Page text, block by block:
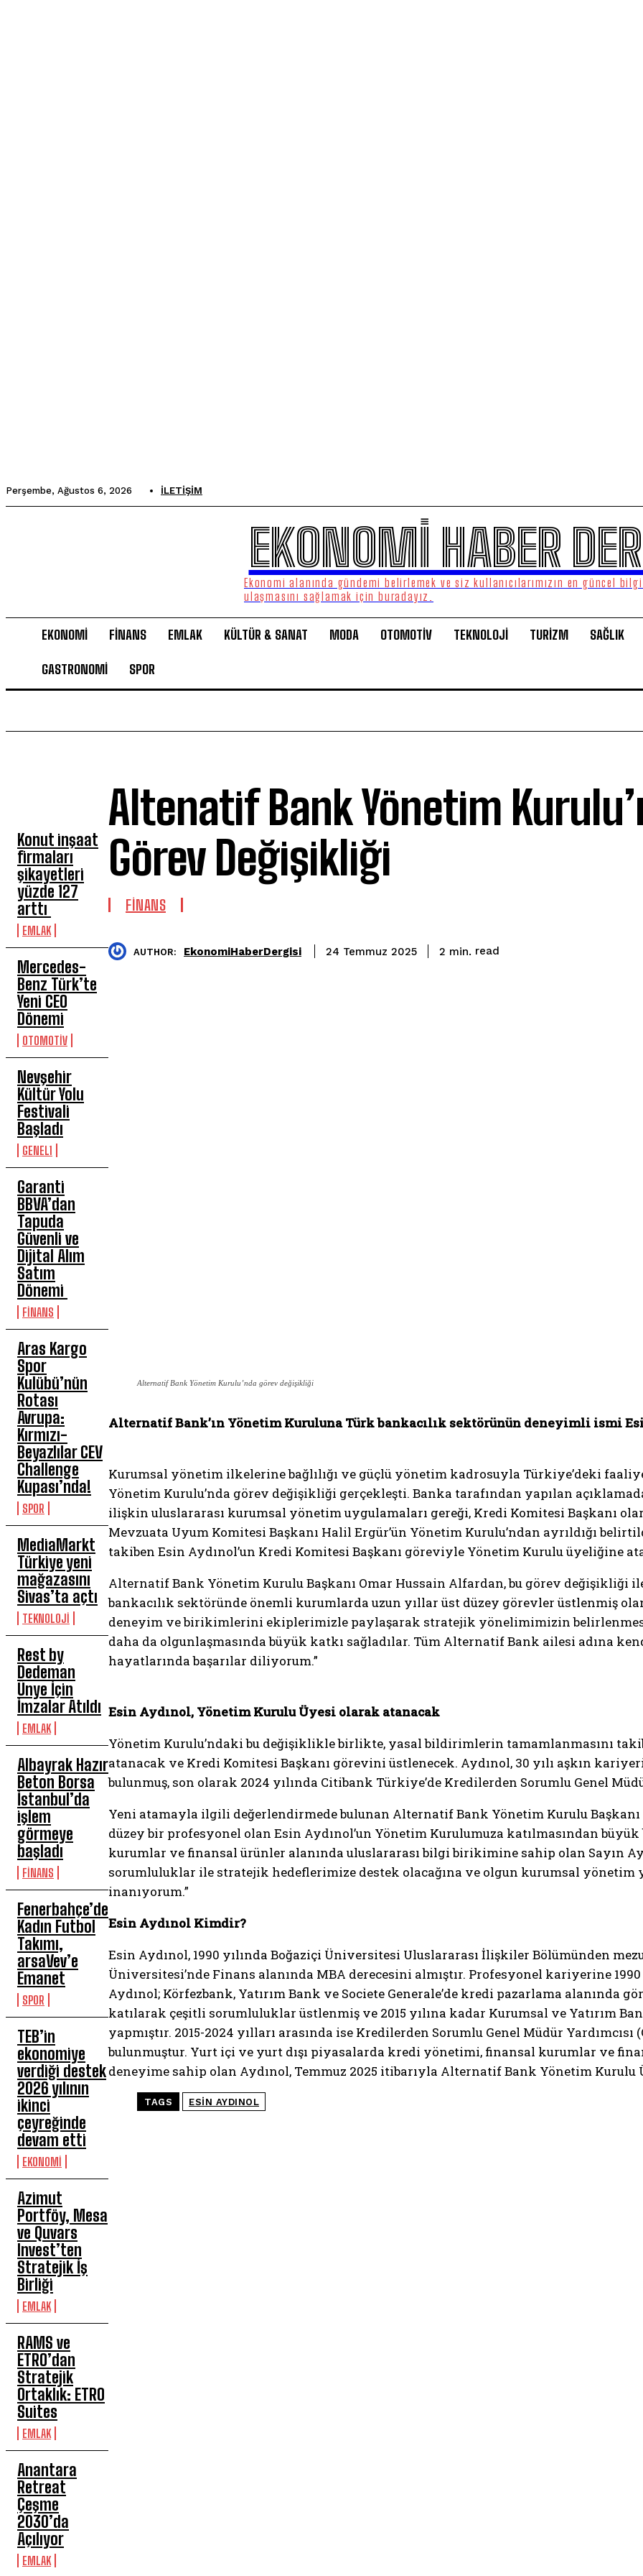
Perşembe, Ağustos 6, 2026 İLETIŞIM
EKONOMİ HABER
Ekonomi alanında gündemi belirlemek ve siz kullanıcılarımızın en güncel
ulaşmasını sağlamak için buradayız.
EKONOMİ FİNANS EMLAK KÜLTÜR & SANAT MODA OTOMOTİV TEKNOLOJİ TURİZM SAĞLIK
GASTRONOMİ SPOR
Konut inşaat
firmaları
şikayetleri
yüzde 127
arttı
EMLAK
Mercedes-
Benz Türk’te
Yeni CEO
Dönemi
OTOMOTİV
Nevşehir
Kültür Yolu
Festivali
Başladı
GENEL1
Garanti
BBVA’dan
Tapuda
Güvenli ve
Dijital Alım
Satım
Dönemi
FİNANS
Aras Kargo
Spor
Kulübü’nün
Rotası
Avrupa:
Kırmızı-
Beyazlılar CEV
Challenge
Kupası’nda!
SPOR
MediaMarkt
Türkiye yeni
mağazasını
Sivas’ta açtı
TEKNOLOJİ
Rest by
Dedeman
Ünye İçin
İmzalar Atıldı
EMLAK
Albayrak Hazır
Beton Borsa
İstanbul’da
işlem
görmeye
başladı
FİNANS
Fenerbahçe’de
Kadın Futbol
Takımı,
arsaVev’e
Emanet
SPOR
TEB’in
ekonomiye
verdiği destek
2026 yılının
ikinci
çeyreğinde
devam etti
EKONOMİ
Azimut
Portföy, Mesa
ve Quvars
Invest’ten
Stratejik İş
Birliği
EMLAK
RAMS ve
ETRO’dan
Stratejik
Ortaklık: ETRO
Suites
EMLAK
Anantara
Retreat
Çeşme
2030’da
Açılıyor
EMLAK
Altenatif Bank Yönetim
Görev Değişikliği
FİNANS
AUTHOR: EkonomiHaberDergisi 24 Temmuz 2025 2 min. read
Alternatif Bank Yönetim Kurulu’nda görev değişikliği
Alternatif Bank’ın Yönetim Kuruluna Türk bankacılık sektörünün deneyimli ismi
Kurumsal yönetim ilkelerine bağlılığı ve güçlü yönetim kadrosuyla Türkiye’deki
Yönetim Kurulu’nda görev değişikliği gerçekleşti. Banka tarafından yapılan
ilişkin uluslararası kurumsal yönetim uygulamaları gereği, Kredi Komitesi Başkanı
Mevzuata Uyum Komitesi Başkanı Halil Ergür’ün Yönetim Kurulu’ndan ayrıldığı
takiben Esin Aydınol’un Kredi Komitesi Başkanı göreviyle Yönetim Kurulu üyeliğine
Alternatif Bank Yönetim Kurulu Başkanı Omar Hussain Alfardan, bu görev değişikliği
bankacılık sektöründe önemli kurumlarda uzun yıllar üst düzey görevler üstlenmiş
deneyim ve birikimlerini ekiplerimizle paylaşarak stratejik yönelimimizin
daha da olgunlaşmasında büyük katkı sağladılar. Tüm Alternatif Bank ailesi adına
hayatlarında başarılar diliyorum.”
Esin Aydınol, Yönetim Kurulu Üyesi olarak atanacak
Yönetim Kurulu’ndaki bu değişiklikle birlikte, yasal bildirimlerin tamamlanmasını
atanacak ve Kredi Komitesi Başkanı görevini üstlenecek. Aydınol, 30 yılı aşkın
bulunmuş, son olarak 2024 yılında Citibank Türkiye’de Kredilerden Sorumlu Genel
Yeni atamayla ilgili değerlendirmede bulunan Alternatif Bank Yönetim Kurulu
düzey bir profesyonel olan Esin Aydınol’un Yönetim Kurulumuza katılmasından
kurumlar ve finansal ürünler alanında uluslararası bilgi birikimine sahip olan Sayın
sorumluluklar ile stratejik hedeflerimize destek olacağına ve olgun kurumsal yönetim
inanıyorum.”
Esin Aydınol Kimdir?
Esin Aydınol, 1990 yılında Boğaziçi Üniversitesi Uluslararası İlişkiler Bölümünden
Üniversitesi’nde Finans alanında MBA derecesini almıştır. Profesyonel kariyerine
Aydınol; Körfezbank, Yatırım Bank ve Societe Generale’de kredi pazarlama alanında
katılarak çeşitli sorumluluklar üstlenmiş ve 2015 yılına kadar Kurumsal ve Yatırım
yapmıştır. 2015-2024 yılları arasında ise Kredilerden Sorumlu Genel Müdür
bulunmuştur. Yurt içi ve yurt dışı piyasalarda kredi yönetimi, finansal kurumlar ve
deneyime sahip olan Aydınol, Temmuz 2025 itibarıyla Alternatif Bank Yönetim Kurulu
TAGS ESIN AYDINOL